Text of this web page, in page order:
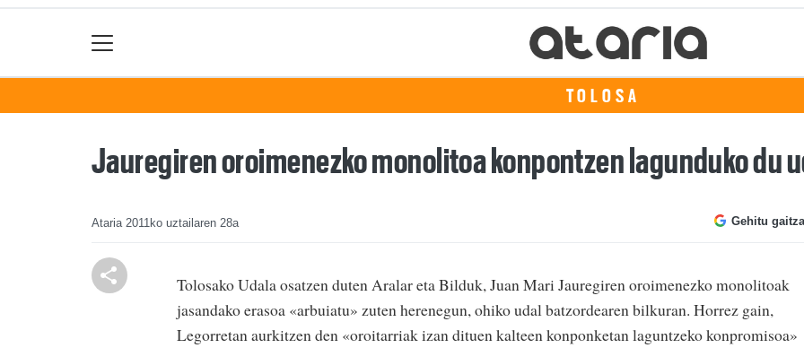
TOLOSA
Jauregiren oroimenezko monolitoa konpontzen lagunduko du
Ataria 2011ko uztailaren 28a Gehitu
Tolosako Udala osatzen duten Aralar eta Bilduk, Juan Mari Jauregiren oroimenezko monolitoak
jasandako erasoa «arbuiatu» zuten herenegun, ohiko udal batzordearen bilkuran. Horrez gain,
Legorretan aurkitzen den «oroitarriak izan dituen kalteen konponketan laguntzeko konpromisoa»